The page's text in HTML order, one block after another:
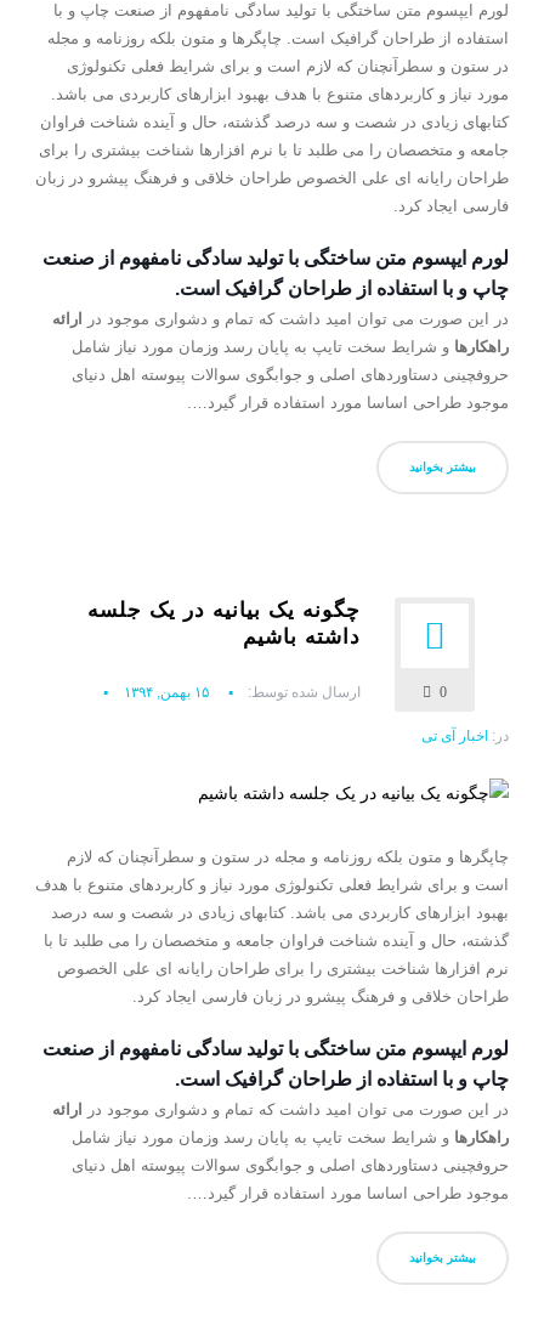
لورم ایپسوم متن ساختگی با تولید سادگی نامفهوم از صنعت چاپ و با
استفاده از طراحان گرافیک است. چاپگرها و متون بلکه روزنامه و مجله
در ستون و سطرآنچنان که لازم است و برای شرایط فعلی تکنولوژی
مورد نیاز و کاربردهای متنوع با هدف بهبود ابزارهای کاربردی می باشد.
کتابهای زیادی در شصت و سه درصد گذشته، حال و آینده شناخت فراوان
جامعه و متخصصان را می طلبد تا با نرم افزارها شناخت بیشتری را برای
طراحان رایانه ای علی الخصوص طراحان خلاقی و فرهنگ پیشرو در زبان
فارسی ایجاد کرد.
لورم ایپسوم متن ساختگی با تولید سادگی نامفهوم از صنعت
چاپ و با استفاده از طراحان گرافیک است.
در این صورت می توان امید داشت که تمام و دشواری موجود در
ارائه
راهکارها و شرایط سخت تایپ به پایان رسد وزمان مورد نیاز شامل
حروفچینی دستاوردهای اصلی و جوابگوی سوالات پیوسته اهل دنیای
موجود طراحی اساسا مورد استفاده قرار گیرد….
بیشتر بخوانید
0
چگونه یک بیانیه در یک جلسه
داشته باشیم
ارسال شده توسط: ۱۵ بهمن, ۱۳۹۴
در: اخبار آی تی
چاپگرها و متون بلکه روزنامه و مجله در ستون و سطرآنچنان که لازم
است و برای شرایط فعلی تکنولوژی مورد نیاز و کاربردهای متنوع با هدف
بهبود ابزارهای کاربردی می باشد. کتابهای زیادی در شصت و سه درصد
گذشته، حال و آینده شناخت فراوان جامعه و متخصصان را می طلبد تا با
نرم افزارها شناخت بیشتری را برای طراحان رایانه ای علی الخصوص
طراحان خلاقی و فرهنگ پیشرو در زبان فارسی ایجاد کرد.
لورم ایپسوم متن ساختگی با تولید سادگی نامفهوم از صنعت
چاپ و با استفاده از طراحان گرافیک است.
در این صورت می توان امید داشت که تمام و دشواری موجود در
ارائه
راهکارها و شرایط سخت تایپ به پایان رسد وزمان مورد نیاز شامل
حروفچینی دستاوردهای اصلی و جوابگوی سوالات پیوسته اهل دنیای
موجود طراحی اساسا مورد استفاده قرار گیرد….
بیشتر بخوانید